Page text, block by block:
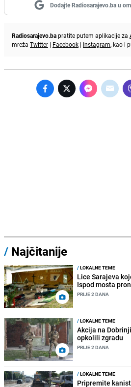
Dodajte Radiosarajevo.ba u
Radiosarajevo.bapratite putem aplikacije za
mreža Twitter | Facebook | Instagram, kao i
/ Najčitanije
/LOKALNE TEME
Lice Sarajeva
Ispod mosta
PRIJE 2 DANA
/LOKALNE TEME
Akcija na
opkolili zgradu
PRIJE 2 DANA
/LOKALNE TEME
Pripremite